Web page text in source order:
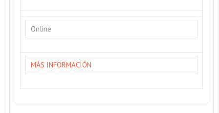
Online
MÁS INFORMACIÓN